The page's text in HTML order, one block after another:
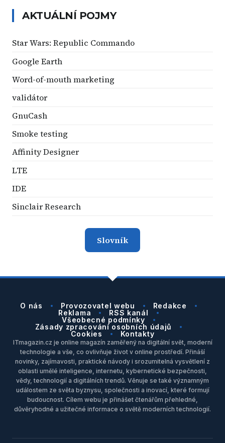
AKTUÁLNÍ POJMY
Star Wars: Republic Commando
Google Earth
Word-of-mouth marketing
validátor
GnuCash
Smoke testing
Affinity Designer
LTE
IDE
Sinclair Research
Slovník
O nás Provozovatel webu
Redakce
Reklama
RSS kanál
Všeobecné podmínky
Zásady zpracování osobních údajů
Cookies
Kontakty
ITmagazin.cz je online magazín zaměřený na digitální svět, moderní
technologie a vše, co ovlivňuje život v online prostředí. Přináší
novinky, zajímavosti, praktické návody i srozumitelná vysvětlení z
oblasti umělé inteligence, internetu, kybernetické bezpečnosti,
vědy, technologií a digitálních trendů. Věnuje se také významným
událostem ze světa byznysu, společnosti a inovací, které formují
budoucnost. Cílem webu je přinášet čtenářům přehledné,
důvěryhodné a užitečné informace o světě moderních technologií.